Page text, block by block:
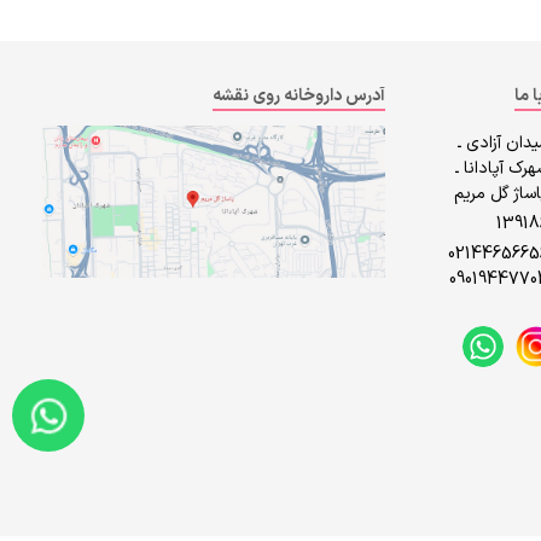
ما
آزادی ـ
آپادانا ـ
گل مریم
آدرس داروخانه روی نقشه